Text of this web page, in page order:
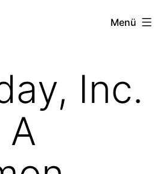
Menü
Inc.
A